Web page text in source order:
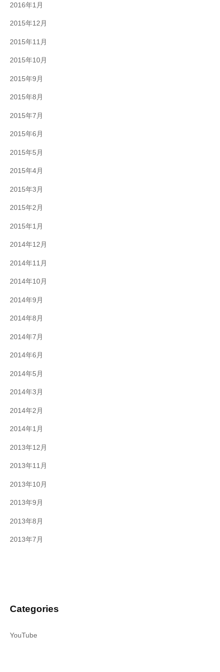
2016年1月
2015年12月
2015年11月
2015年10月
2015年9月
2015年8月
2015年7月
2015年6月
2015年5月
2015年4月
2015年3月
2015年2月
2015年1月
2014年12月
2014年11月
2014年10月
2014年9月
2014年8月
2014年7月
2014年6月
2014年5月
2014年3月
2014年2月
2014年1月
2013年12月
2013年11月
2013年10月
2013年9月
2013年8月
2013年7月
Categories
YouTube